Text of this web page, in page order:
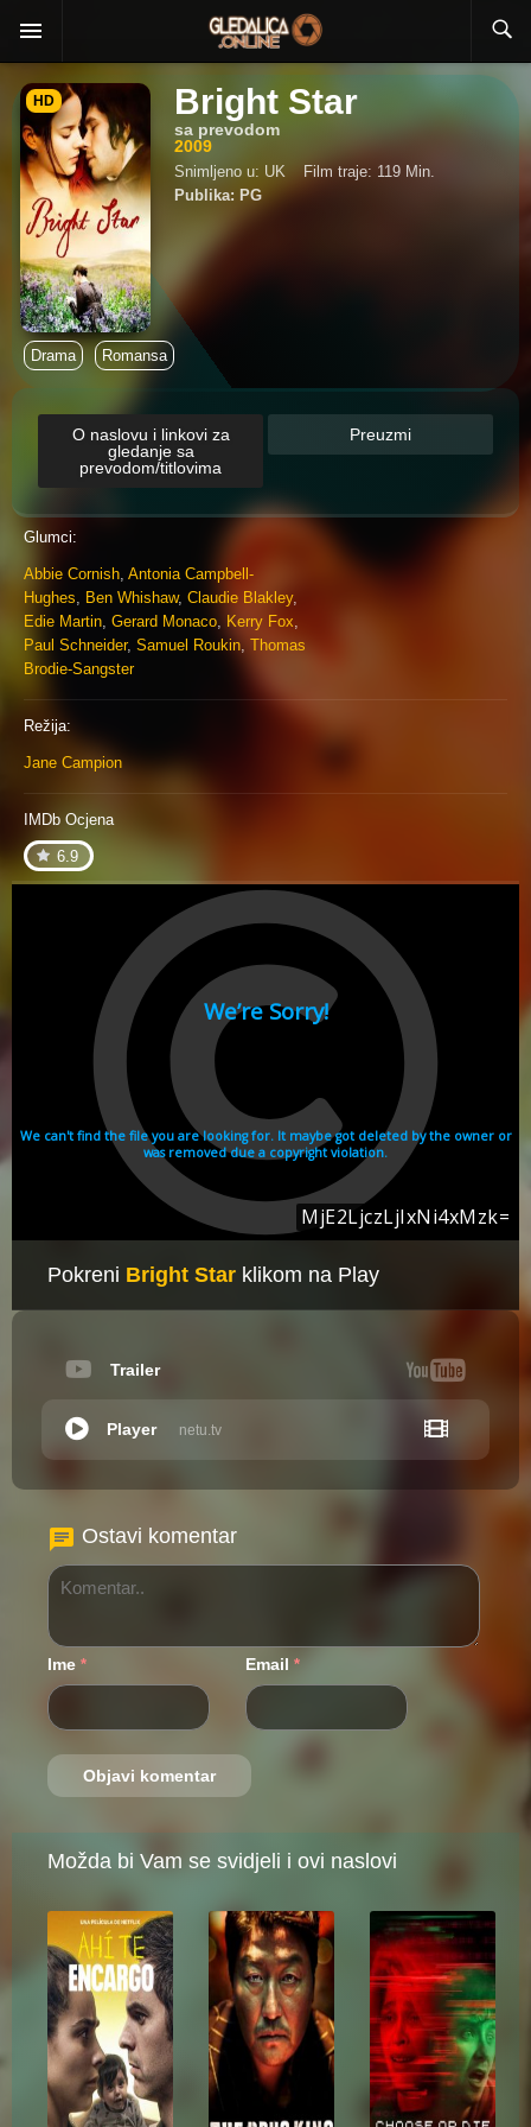
HD Bright Star
sa prevodom
2009
Snimljeno u: UK
Film traje: 119 Min.
Publika: PG
Drama Romansa
O naslovu i linkovi za
gledanje sa
prevodom/titlovima
Preuzmi
Glumci:
Abbie Cornish, Antonia Campbell-
Hughes, Ben Whishaw, Claudie Blakley,
Edie Martin, Gerard Monaco, Kerry Fox,
Paul Schneider, Samuel Roukin, Thomas
Brodie-Sangster
Režija:
Jane Campion
IMDb Ocjena
6.9
Pokreni Bright Star klikom na Play
Trailer
netu.tv
Player
Ostavi komentar
Ime * Email *
Možda bi Vam se svidjeli i ovi naslovi